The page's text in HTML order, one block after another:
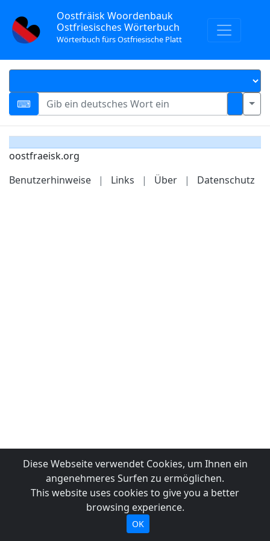
Oostfräisk Woordenbauk
Ostfriesisches Wörterbuch
Wörterbuch fürs Ostfriesische Platt
oostfraeisk.org
Benutzerhinweise
| Links | Über | Datenschutz
Diese Webseite verwendet Cookies, um Ihnen ein
angenehmeres Surfen zu ermöglichen.
This website uses cookies to give you a better
browsing experience.
OK